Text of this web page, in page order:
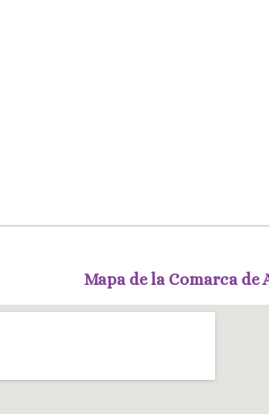
Mapa de la Comarca de